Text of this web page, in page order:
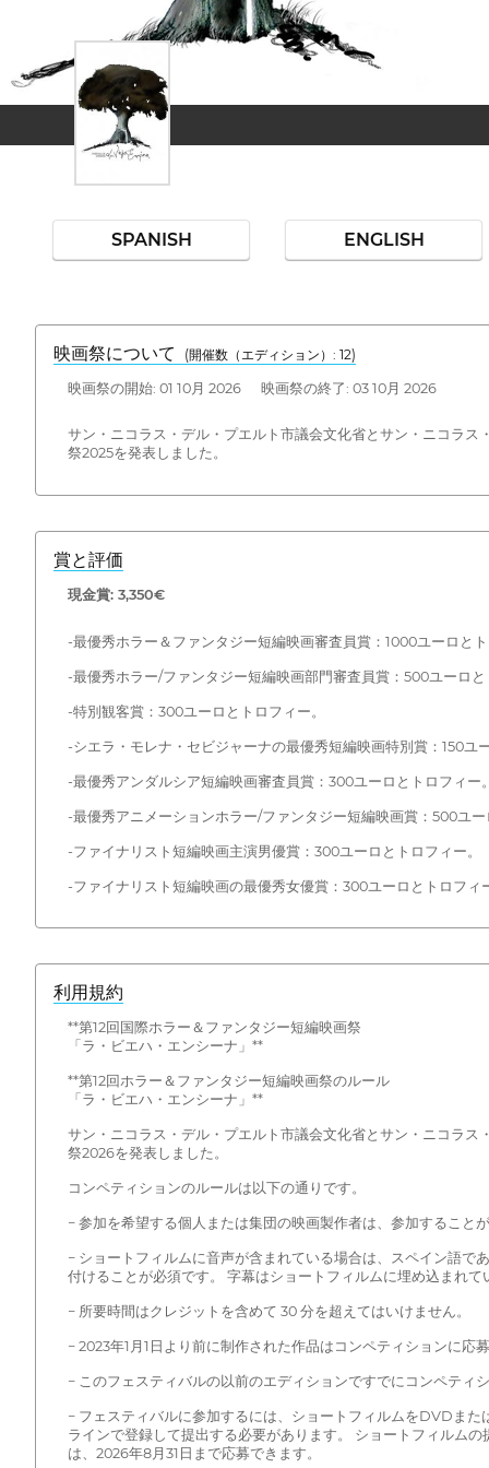
SPANISH ENGLISH
映画祭について (開催数（エディション）: 12)
映画祭の開始: 01 10月 2026 映画祭の終了: 03 10月 2026
サン・ニコラス・デル・プエルト市議会文化省とサン・ニコラ
祭2025を発表しました。
賞と評価
現金賞: 3,350€
-最優秀ホラー＆ファンタジー短編映画審査員賞：1000ユーロと
-最優秀ホラー/ファンタジー短編映画部門審査員賞：500ユーロ
-特別観客賞：300ユーロとトロフィー。
-シエラ・モレナ・セビジャーナの最優秀短編映画特別賞：150ユ
-最優秀アンダルシア短編映画審査員賞：300ユーロとトロフィー
-最優秀アニメーションホラー/ファンタジー短編映画賞：500ユ
-ファイナリスト短編映画主演男優賞：300ユーロとトロフィー。
-ファイナリスト短編映画の最優秀女優賞：300ユーロとトロフィ
利用規約
**第12回国際ホラー＆ファンタジー短編映画祭
「ラ・ビエハ・エンシーナ」**
**第12回ホラー＆ファンタジー短編映画祭のルール
「ラ・ビエハ・エンシーナ」**
サン・ニコラス・デル・プエルト市議会文化省とサン・ニコラ
祭2026を発表しました。
コンペティションのルールは以下の通りです。
− 参加を希望する個人または集団の映画製作者は、参加すること
− ショートフィルムに音声が含まれている場合は、スペイン語
付けることが必須です。 字幕はショートフィルムに埋め込まれて
− 所要時間はクレジットを含めて 30 分を超えてはいけません。
− 2023年1月1日より前に制作された作品はコンペティションに応
− このフェスティバルの以前のエディションですでにコンペティ
− フェスティバルに参加するには、ショートフィルムをDVD
ラインで登録して提出する必要があります。 ショートフィルム
は、2026年8月31日まで応募できます。